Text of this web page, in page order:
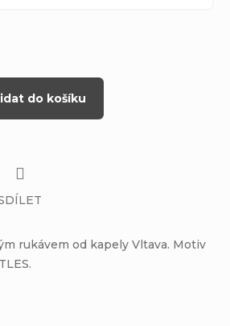
do košíku
rukávem od kapely Vltava. Motiv